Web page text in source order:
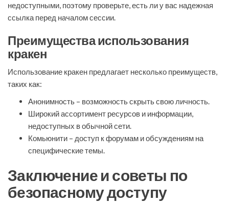
недоступными, поэтому проверьте, есть ли у вас надежная
ссылка перед началом сессии.
Преимущества использования
кракен
Использование кракен предлагает несколько преимуществ,
таких как:
Анонимность – возможность скрыть свою личность.
Широкий ассортимент ресурсов и информации,
недоступных в обычной сети.
Комьюнити – доступ к форумам и обсуждениям на
специфические темы.
Заключение и советы по
безопасному доступу